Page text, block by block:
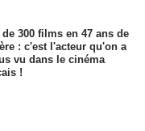
300 films en 47 ans de
: c'est l'acteur qu'on a
vu dans le cinéma
!